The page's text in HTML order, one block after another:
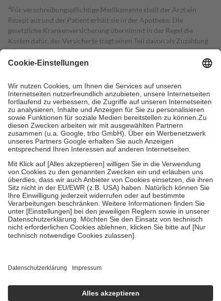
4Für verschreibungspflichtige Medikamente stellt der Arzt ein
Rezept aus und der Patient erhält sie in der Apotheke. Die
gesetzliche Krankenversicherung übernimmt in der Regel die
Kosten dafür, der Versicherte trägt einen Teil davon als Zuzahlung
mit.
Grundsätzlich leisten Mitglieder Zuzahlungen in Höhe von zehn
höchstens zehn Euro.
Es sind jedoch nie mehr als die tatsächlichen
Kosten der Leistung zu entrichten.
Diese Regeln gelten grundsätzlich auch für Online-Apotheken.
Bei Heilmitteln und häuslicher Krankenpflege beträgt die
Zuzahlung zehn Prozent der Kosten sowie zehn Euro je
Verordnung.
Um das Engagement der Versicherten für ihre eigene Gesundheit zu
stärken und die besondere Stellung der Familie zu unterstützen,
fallenkeine Zuzahlungenan bei:
• Kindern und Jugendlichen bis zum vollendeten 18. Lebensjahr
mit Ausnahme der Fahrkosten
• Untersuchungen zur Vorsorge und Früherkennung, die von der
GKV getragen werden
• empfohlenen Schutzimpfungen
• Harn- und Blutteststreifen
getroffen, um sicherzustellen, dass es sich um echte Bewertungen
https://help.etrusted.com/hc/de/articles/4419944605341